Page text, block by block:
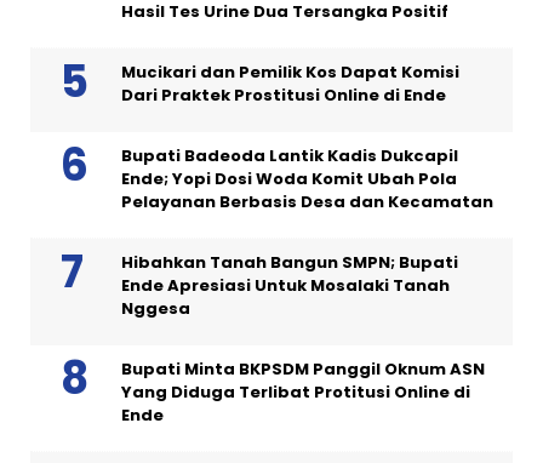
Hasil Tes Urine Dua Tersangka Positif
Mucikari dan Pemilik Kos Dapat Komisi
Dari Praktek Prostitusi Online di Ende
Bupati Badeoda Lantik Kadis Dukcapil
Ende; Yopi Dosi Woda Komit Ubah Pola
Pelayanan Berbasis Desa dan Kecamatan
Hibahkan Tanah Bangun SMPN; Bupati
Ende Apresiasi Untuk Mosalaki Tanah
Nggesa
Bupati Minta BKPSDM Panggil Oknum ASN
Yang Diduga Terlibat Protitusi Online di
Ende